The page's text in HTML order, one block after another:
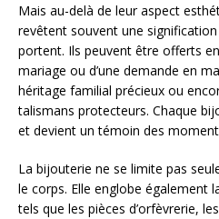
Mais au-delà de leur aspect
revêtent souvent une
portent. Ils peuvent être offerts
mariage ou d’une demande en
héritage familial précieux ou
talismans protecteurs. Chaque
et devient un témoin des
La bijouterie ne se limite pas
le corps. Elle englobe également
tels que les pièces d’orfèvrerie,